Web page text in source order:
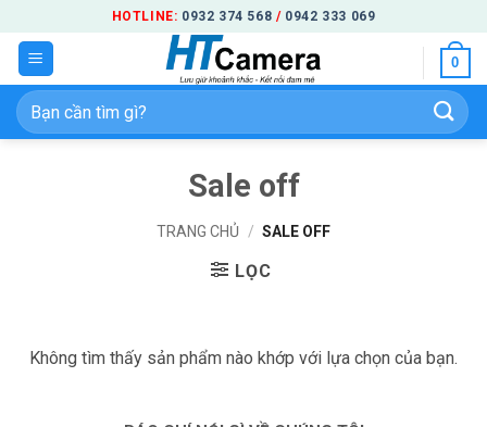
qua
nội
dung
HOTLINE: 0932 374 568 / 0942 333 069
0
Tìm
kiếm:
Sale off
TRANG CHỦ / SALE OFF
LỌC
Không tìm thấy sản phẩm nào khớp với lựa chọn của bạn.